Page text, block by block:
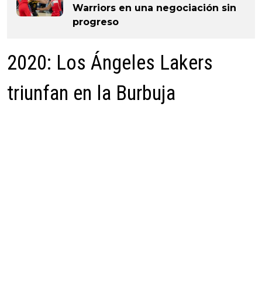
Warriors en una negociación sin
progreso
2020: Los Ángeles Lakers
triunfan en la Burbuja